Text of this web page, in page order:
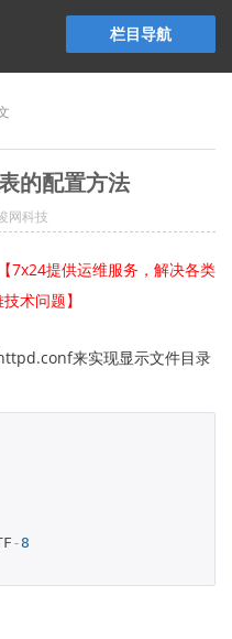
栏目导航
的配置方法
网科技
7x24提供运维服务，解决各类
术问题】
来实现显示文件目录
-8